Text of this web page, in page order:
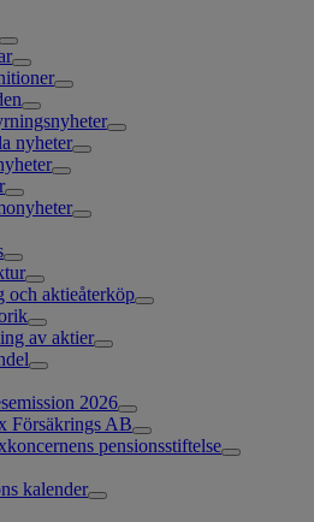
nyheter
och aktieåterköp
av aktier
2026
Försäkrings AB
pensionsstiftelse
kalender